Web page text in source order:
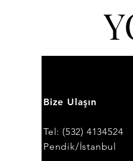
Bize Ulaşın
Tel: (532) 4134524
Pendik/İstanbul